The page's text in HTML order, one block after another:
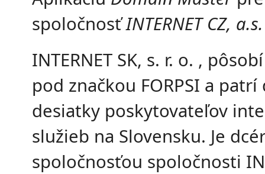
spoločnosťINTERNET CZ, a.s.
INTERNET SK, s. r. o. ,
pod značkou FORPSI a
desiatky poskytovateľov
služieb na Slovensku. Je
spoločnosťou spoločnosti